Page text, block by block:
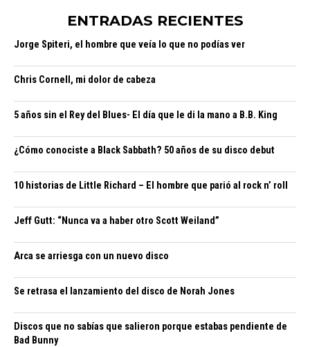
ENTRADAS RECIENTES
Jorge Spiteri, el hombre que veía lo que no podías ver
Chris Cornell, mi dolor de cabeza
5 años sin el Rey del Blues- El día que le di la mano a B.B. King
¿Cómo conociste a Black Sabbath? 50 años de su disco debut
10 historias de Little Richard – El hombre que parió al rock n’ roll
Jeff Gutt: “Nunca va a haber otro Scott Weiland”
Arca se arriesga con un nuevo disco
Se retrasa el lanzamiento del disco de Norah Jones
Discos que no sabías que salieron porque estabas pendiente de
Bad Bunny